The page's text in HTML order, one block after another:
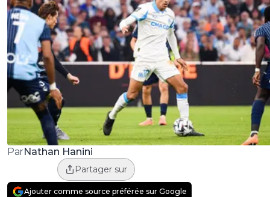
ParNathan Hanini
Partager sur
Ajouter comme source préférée sur Google